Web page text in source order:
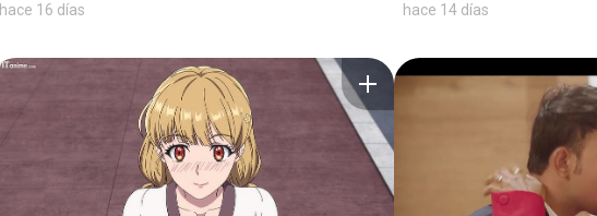
hace 16 días
hace 14 días